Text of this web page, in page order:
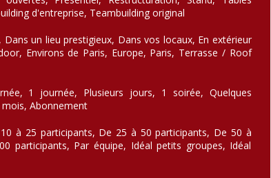
d'entreprise, Teambuilding original
Dans un lieu prestigieux, Dans vos locaux, En extérieur
Environs de Paris, Europe, Paris, Terrasse / Roof
1 journée, Plusieurs jours, 1 soirée, Quelques
Abonnement
à 25 participants, De 25 à 50 participants, De 50 à
participants, Par équipe, Idéal petits groupes, Idéal